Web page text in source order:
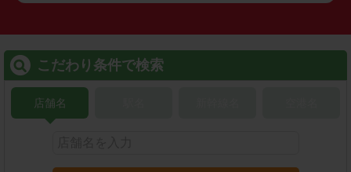
こだわり条件で検索
店舗名